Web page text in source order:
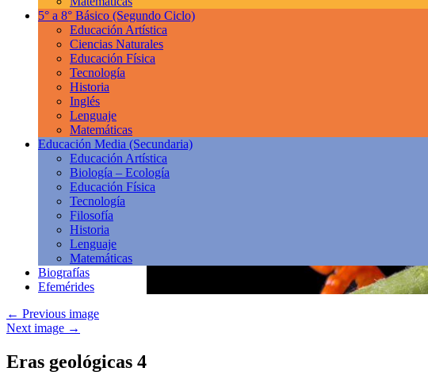
5° a 8° Básico (Segundo Ciclo)
Educación Artística
Ciencias Naturales
Educación Física
Tecnología
Historia
Inglés
Lenguaje
Matemáticas
Educación Media (Secundaria)
Educación Artística
Biología – Ecología
Educación Física
Tecnología
Filosofía
Historia
Lenguaje
Matemáticas
Biografías
Efemérides
← Previous image
Next image →
Eras geológicas 4